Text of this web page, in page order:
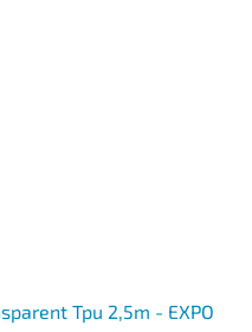
Tpu 2,5m - EXPO